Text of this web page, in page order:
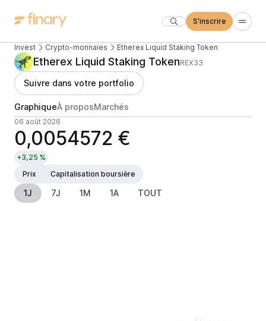
S'inscrire
Invest Crypto-monnaies Etherex Liquid Staking Token
Etherex Liquid Staking TokenREX33
Suivre dans votre portfolio
GraphiqueÀ proposMarchés
06 août 2026
0,0054572 €
+3,25 %
Prix
Capitalisation boursière
1J 7J 1M 1A TOUT